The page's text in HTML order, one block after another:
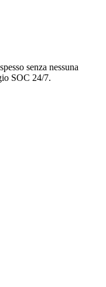
senza nessuna
SOC 24/7.